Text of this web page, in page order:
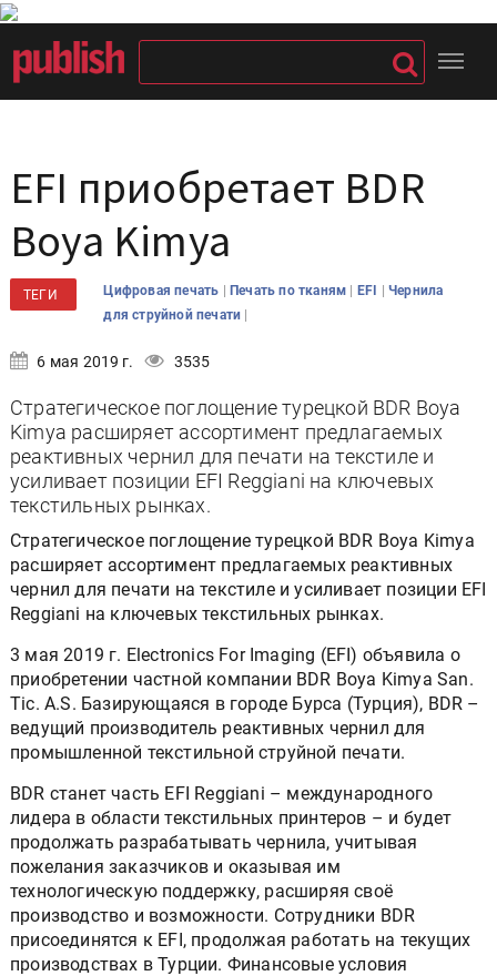
EFI приобретает BDR
Boya Kimya
ТЕГИ Цифровая печать | Печать по тканям | EFI |Чернила
для струйной печати |
6 мая 2019 г. 3535
Стратегическое поглощение турецкой BDR Boya
Kimya расширяет ассортимент предлагаемых
реактивных чернил для печати на текстиле и
усиливает позиции EFI Reggiani на ключевых
текстильных рынках.
Стратегическое поглощение турецкой BDR Boya Kimya
расширяет ассортимент предлагаемых реактивных
чернил для печати на текстиле и усиливает позиции EFI
Reggiani на ключевых текстильных рынках.
3 мая 2019 г. Electronics For Imaging (EFI) объявила о
приобретении частной компании BDR Boya Kimya San.
Tic. A.S. Базирующаяся в городе Бурса (Турция), BDR –
ведущий производитель реактивных чернил для
промышленной текстильной струйной печати.
BDR станет часть EFI Reggiani – международного
лидера в области текстильных принтеров – и будет
продолжать разрабатывать чернила, учитывая
пожелания заказчиков и оказывая им
технологическую поддержку, расширяя своё
производство и возможности. Сотрудники BDR
присоединятся к EFI, продолжая работать на текущих
производствах в Турции. Финансовые условия